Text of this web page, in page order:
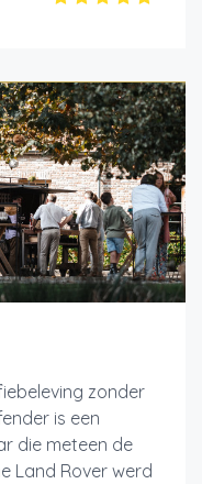
zonder
is een
die meteen de
Land Rover werd